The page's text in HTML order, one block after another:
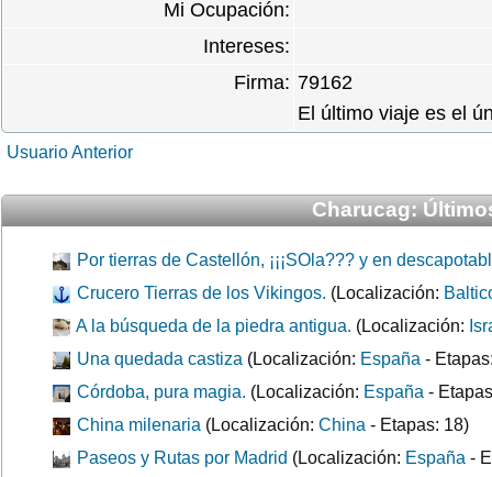
Mi Ocupación:
Intereses:
Firma: 79162
El último viaje es el
Usuario Anterior
Charucag:
Por tierras de Castellón, ¡¡¡SOla??? y en
Crucero Tierras de los Vikingos. (Localización:
A la búsqueda de la piedra antigua. (Localización:
Una quedada castiza (Localización: España -
Córdoba, pura magia. (Localización: España -
China milenaria (Localización: China - Etapas: 18)
Paseos y Rutas por Madrid (Localización: España -